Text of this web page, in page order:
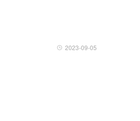
2023-09-05